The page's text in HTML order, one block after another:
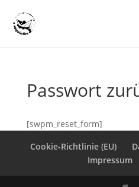
Passwort
[swpm_reset_form]
Cookie-Richtlinie (EU)
Impressum